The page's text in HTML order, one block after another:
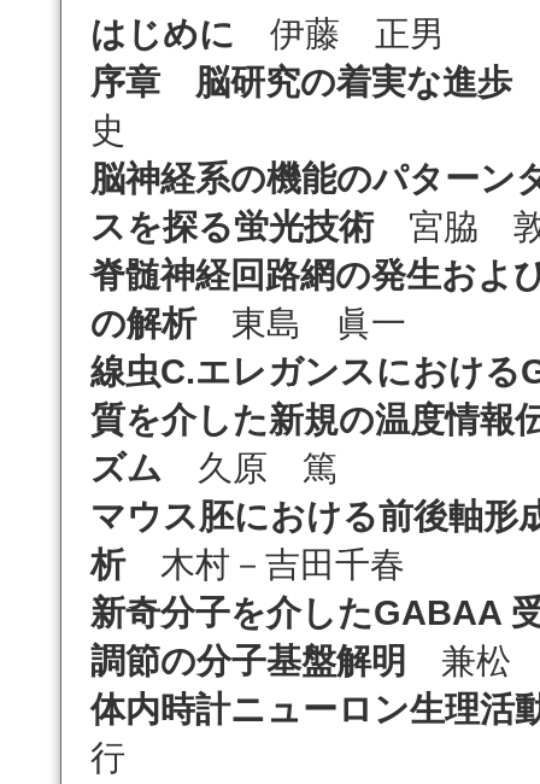
はじめに 伊藤 正男
序章
脳研究の着実な進歩
史
脳神経系の機能のパターン
スを探る蛍光技術宮脇
脊髄神経回路網の発生およ
の解析東島 眞一
線虫C.エレガンスにおける
質を介した新規の温度情報
ズム 久原 篤
マウス胚における前後軸形
析木村－吉田千春
新奇分子を介したGABAA
調節の分子基盤解明
兼松
体内時計ニューロン生理活
行